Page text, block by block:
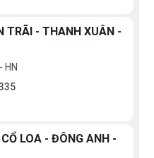
TRÃI - THANH XUÂN -
HN
LOA - ĐÔNG ANH -